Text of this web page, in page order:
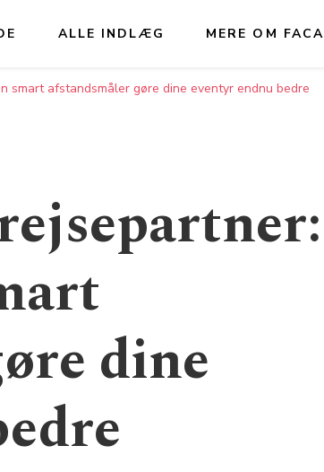
ALLE INDLÆG MERE OM FACA
smart afstandsmåler gøre dine eventyr endnu bedre
dine